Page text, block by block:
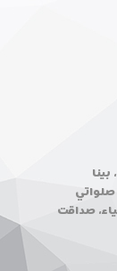
صداقت